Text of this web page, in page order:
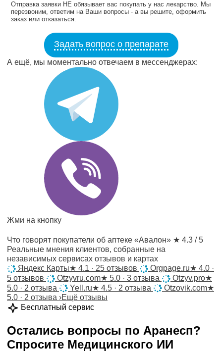
Отправка заявки НЕ обязывает вас покупать у нас лекарство. Мы
перезвоним, ответим на Ваши вопросы - а вы решите, оформить
заказ или отказаться.
Задать вопрос о препарате
А ещё, мы моментально отвечаем в мессенджерах:
Жми на кнопку
Что говорят покупатели об аптеке «Авалон» ★ 4.3 / 5
Реальные мнения клиентов, собранные на
независимых сервисах отзывов и картах
Яндекс Карты★ 4.1 · 25 отзывов Orgpage.ru★ 4.0 ·
5 отзывов
Otzyvru.com★ 5.0 · 3 отзыва Otzyv.pro★
5.0 · 2 отзыва
Yell.ru★ 4.5 · 2 отзыва Otzovik.com★
5.0 · 2 отзыва ›Ещё отзывы
Бесплатный сервис
Остались вопросы по Аранесп?
Спросите Медицинского ИИ